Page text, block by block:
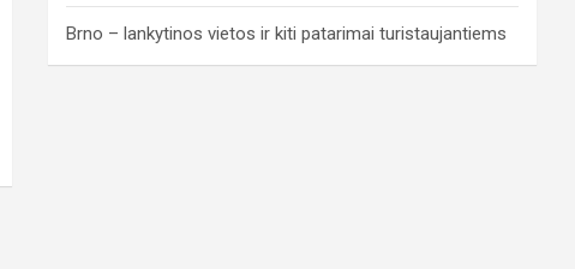
Brno – lankytinos vietos ir kiti patarimai turistaujantiems